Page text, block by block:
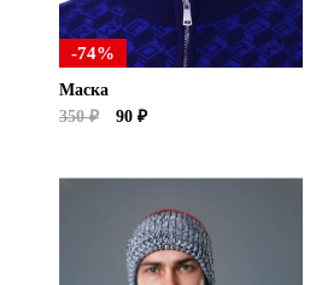
-74%
Маска
350 ₽
90 ₽